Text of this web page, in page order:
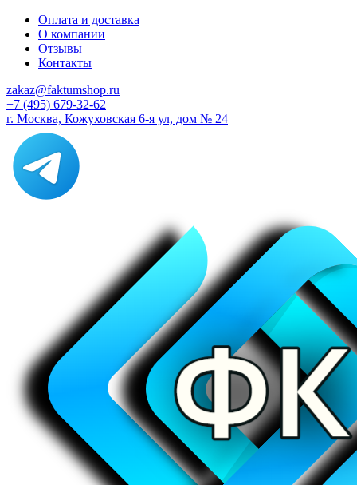
Оплата и доставка
О компании
Отзывы
Контакты
zakaz@faktumshop.ru
+7 (495) 679-32-62
г. Москва, Кожуховская 6-я ул, дом № 24